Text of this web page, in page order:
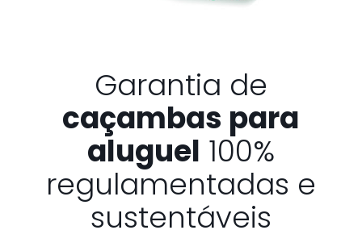
Garantia de
caçambas para
aluguel 100%
regulamentadas e
sustentáveis